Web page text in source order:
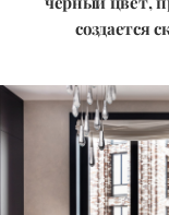
создается